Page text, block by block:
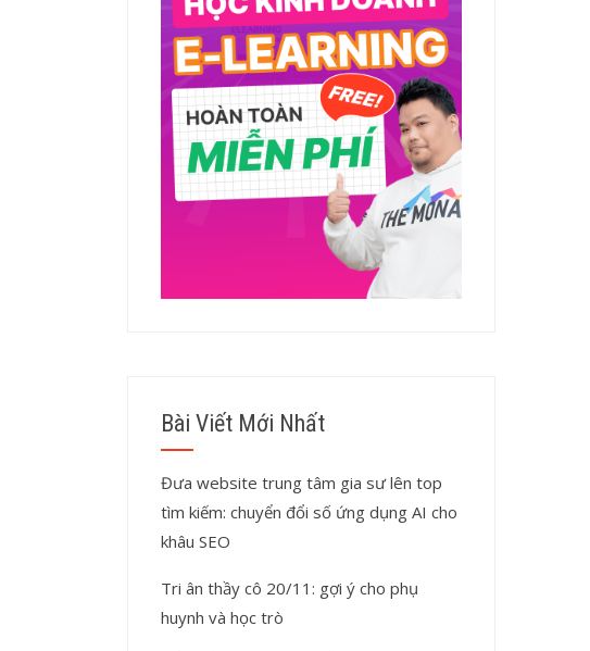
Bài Viết Mới Nhất
Đưa website trung tâm gia sư lên top
tìm kiếm: chuyển đổi số ứng dụng AI cho
khâu SEO
Tri ân thầy cô 20/11: gợi ý cho phụ
huynh và học trò